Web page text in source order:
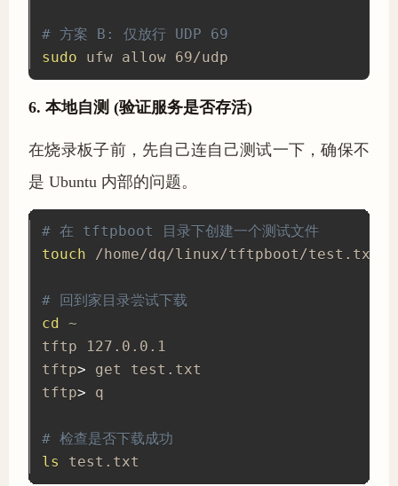
# 方案 B: 仅放行 UDP 69
sudo ufw allow 69/udp
6. 本地自测 (验证服务是否存活)
在烧录板子前，先自己连自己测试一下，确保不
是 Ubuntu 内部的问题。
# 在 tftpboot 目录下创建一个测试文件
touch /home/dq/linux/tftpboot/test.txt
# 回到家目录尝试下载
cd
~
tftp 127.0.0.1
tftp> get test.txt
tftp> q
# 检查是否下载成功
ls
test.txt